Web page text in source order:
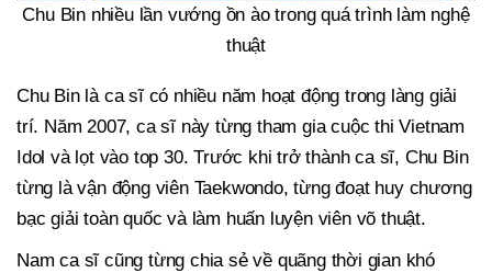
Chu Bin nhiều lần vướng ồn ào trong quá trình làm nghệ
thuật
Chu Bin là ca sĩ có nhiều năm hoạt động trong làng giải
trí. Năm 2007, ca sĩ này từng tham gia cuộc thi Vietnam
Idol và lọt vào top 30. Trước khi trở thành ca sĩ, Chu Bin
từng là vận động viên Taekwondo, từng đoạt huy chương
bạc giải toàn quốc và làm huấn luyện viên võ thuật.
Nam ca sĩ cũng từng chia sẻ về quãng thời gian khó